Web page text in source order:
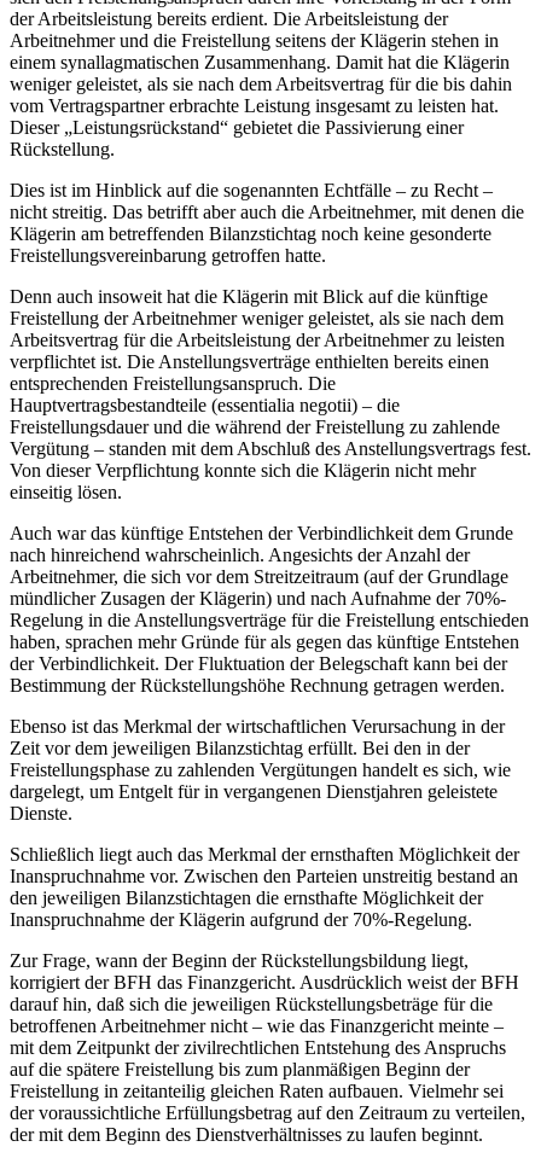
der Arbeitsleistung bereits erdient. Die Arbeitsleistung der
Arbeitnehmer und die Freistellung seitens der Klägerin stehen in
einem synallagmatischen Zusammenhang. Damit hat die Klägerin
weniger geleistet, als sie nach dem Arbeitsvertrag für die bis dahin
vom Vertragspartner erbrachte Leistung insgesamt zu leisten hat.
Dieser „Leistungsrückstand“ gebietet die Passivierung einer
Rückstellung.
Dies ist im Hinblick auf die sogenannten Echtfälle – zu Recht –
nicht streitig. Das betrifft aber auch die Arbeitnehmer, mit denen die
Klägerin am betreffenden Bilanzstichtag noch keine gesonderte
Freistellungsvereinbarung getroffen hatte.
Denn auch insoweit hat die Klägerin mit Blick auf die künftige
Freistellung der Arbeitnehmer weniger geleistet, als sie nach dem
Arbeitsvertrag für die Arbeitsleistung der Arbeitnehmer zu leisten
verpflichtet ist. Die Anstellungsverträge enthielten bereits einen
entsprechenden Freistellungsanspruch. Die
Hauptvertragsbestandteile (essentialia negotii) – die
Freistellungsdauer und die während der Freistellung zu zahlende
Vergütung – standen mit dem Abschluß des Anstellungsvertrags fest.
Von dieser Verpflichtung konnte sich die Klägerin nicht mehr
einseitig lösen.
Auch war das künftige Entstehen der Verbindlichkeit dem Grunde
nach hinreichend wahrscheinlich. Angesichts der Anzahl der
Arbeitnehmer, die sich vor dem Streitzeitraum (auf der Grundlage
mündlicher Zusagen der Klägerin) und nach Aufnahme der 70%-
Regelung in die Anstellungsverträge für die Freistellung entschieden
haben, sprachen mehr Gründe für als gegen das künftige Entstehen
der Verbindlichkeit. Der Fluktuation der Belegschaft kann bei der
Bestimmung der Rückstellungshöhe Rechnung getragen werden.
Ebenso ist das Merkmal der wirtschaftlichen Verursachung in der
Zeit vor dem jeweiligen Bilanzstichtag erfüllt. Bei den in der
Freistellungsphase zu zahlenden Vergütungen handelt es sich, wie
dargelegt, um Entgelt für in vergangenen Dienstjahren geleistete
Dienste.
Schließlich liegt auch das Merkmal der ernsthaften Möglichkeit der
Inanspruchnahme vor. Zwischen den Parteien unstreitig bestand an
den jeweiligen Bilanzstichtagen die ernsthafte Möglichkeit der
Inanspruchnahme der Klägerin aufgrund der 70%-Regelung.
Zur Frage, wann der Beginn der Rückstellungsbildung liegt,
korrigiert der BFH das Finanzgericht. Ausdrücklich weist der BFH
darauf hin, daß sich die jeweiligen Rückstellungsbeträge für die
betroffenen Arbeitnehmer nicht – wie das Finanzgericht meinte –
mit dem Zeitpunkt der zivilrechtlichen Entstehung des Anspruchs
auf die spätere Freistellung bis zum planmäßigen Beginn der
Freistellung in zeitanteilig gleichen Raten aufbauen. Vielmehr sei
der voraussichtliche Erfüllungsbetrag auf den Zeitraum zu verteilen,
der mit dem Beginn des Dienstverhältnisses zu laufen beginnt.